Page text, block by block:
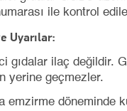
ile kontrol
Uyarılar:
gıdalar ilaç değildir.
yerine geçmezler.
emzirme döneminde